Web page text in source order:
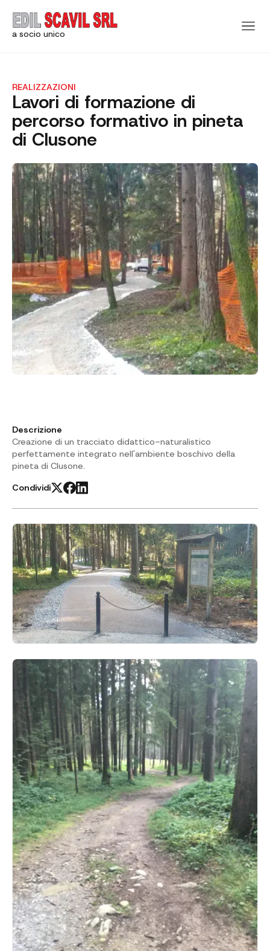
a socio unico
REALIZZAZIONI
Lavori di formazione di
percorso formativo in pineta
di Clusone
Descrizione
Creazione di un tracciato didattico-naturalistico
perfettamente integrato nell'ambiente boschivo della
pineta di Clusone.
Condividi